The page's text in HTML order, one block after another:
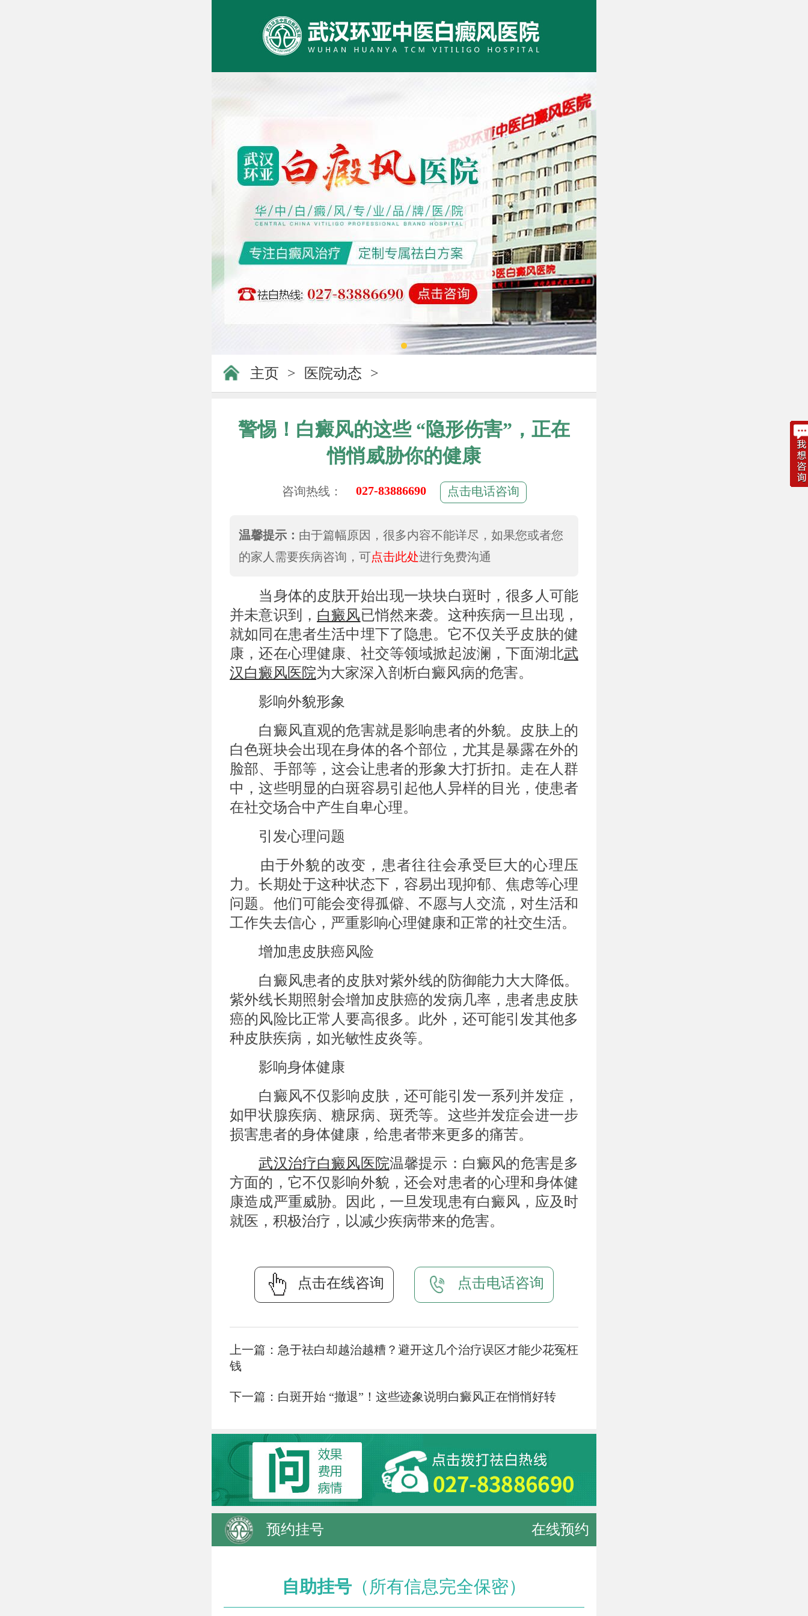
主页 > 医院动态 >
警惕！白癜风的这些 “隐形伤害”，正在
悄悄威胁你的健康
咨询热线： 027-83886690 点击电话咨询
温馨提示： 由于篇幅原因，很多内容不能详尽，如果您或者您
的家人需要疾病咨询，可点击此处进行免费沟通
当身体的皮肤开始出现一块块白斑时，很多人可能
并未意识到， 白癜风已悄然来袭。这种疾病一旦出现，
就如同在患者生活中埋下了隐患。它不仅关乎皮肤的健
康，还在心理健康、社交等领域掀起波澜，下面湖北武
汉白癜风医院为大家深入剖析白癜风病的危害。
影响外貌形象
白癜风直观的危害就是影响患者的外貌。皮肤上的
白色斑块会出现在身体的各个部位，尤其是暴露在外的
脸部、手部等，这会让患者的形象大打折扣。走在人群
中，这些明显的白斑容易引起他人异样的目光，使患者
在社交场合中产生自卑心理。
引发心理问题
由于外貌的改变，患者往往会承受巨大的心理压
力。长期处于这种状态下，容易出现抑郁、焦虑等心理
问题。他们可能会变得孤僻、不愿与人交流，对生活和
工作失去信心，严重影响心理健康和正常的社交生活。
增加患皮肤癌风险
白癜风患者的皮肤对紫外线的防御能力大大降低。
紫外线长期照射会增加皮肤癌的发病几率，患者患皮肤
癌的风险比正常人要高很多。此外，还可能引发其他多
种皮肤疾病，如光敏性皮炎等。
影响身体健康
白癜风不仅影响皮肤，还可能引发一系列并发症，
如甲状腺疾病、糖尿病、斑秃等。这些并发症会进一步
损害患者的身体健康，给患者带来更多的痛苦。
武汉治疗白癜风医院温馨提示：白癜风的危害是多
方面的，它不仅影响外貌，还会对患者的心理和身体健
康造成严重威胁。因此，一旦发现患有白癜风，应及时
就医，积极治疗，以减少疾病带来的危害。
点击在线咨询 点击电话咨询
上一篇： 急于祛白却越治越糟？避开这几个治疗误区才能少花冤枉
钱
下一篇： 白斑开始 “撤退”！这些迹象说明白癜风正在悄悄好转
预约挂号 在线预约
自助挂号 （所有信息完全保密）